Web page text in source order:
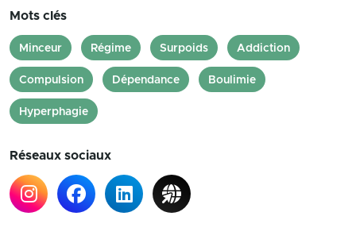
Mots clés
Minceur Régime Surpoids Addiction
Compulsion Dépendance Boulimie
Hyperphagie
Réseaux sociaux